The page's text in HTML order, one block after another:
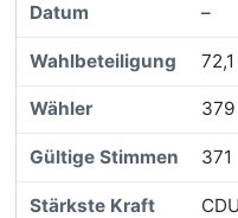
–
72,1
379
371